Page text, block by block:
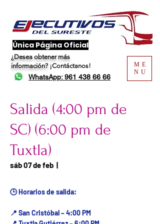
​Única Página Oficial
¿Desea obtener más
información? ¡Contáctanos!
WhatsApp: 961 438 66 66
ME
NU
Salida (4:00 pm de
SC) (6:00 pm de
Tuxtla)
sáb 07 de feb
  |
🕒 Horarios de salida:
📍 San Cristóbal – 4:00 PM